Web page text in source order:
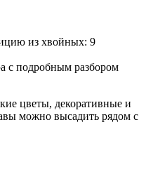
из хвойных: 9
с подробным разбором
цветы, декоративные и
можно высадить рядом с